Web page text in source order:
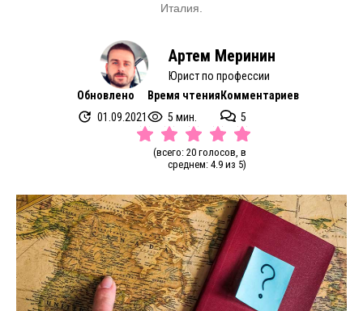
Италия.
Артем Меринин
Юрист по профессии
Обновлено
01.09.2021
Время чтения
5 мин.
Комментариев
5
(всего: 20 голосов, в
среднем: 4.9 из 5)